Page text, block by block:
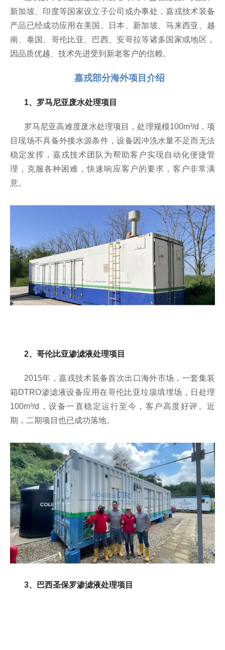
新加坡、印度等国家设立子公司或办事处，嘉戎技术装备
产品已经成功应用在美国、日本、新加坡、马来西亚、越
南、泰国、哥伦比亚、巴西、安哥拉等诸多国家或地区，
因品质优越、技术先进受到新老客户的信赖。
嘉戎部分海外项目介绍
1、罗马尼亚废水处理项目
罗马尼亚高难度废水处理项目，处理规模100m³/d，项
目现场不具备外接水源条件，设备因冲洗水量不足而无法
稳定发挥，嘉戎技术团队为帮助客户实现自动化便捷管
理，克服各种困难，快速响应客户的要求，客户非常满
意。
2、哥伦比亚渗滤液处理项目
2015年，嘉戎技术装备首次出口海外市场，一套集装
箱DTRO渗滤液设备应用在哥伦比亚垃圾填埋场，日处理
100m³/d，设备一直稳定运行至今，客户高度好评。近
期，二期项目也已成功落地。
3、巴西圣保罗渗滤液处理项目